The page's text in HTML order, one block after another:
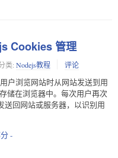
Cookies 管理
类: Nodejs教程 评论
户浏览网站时从网站发送到用
储在浏览器中。每次用户再次
送回网站或服务器，以识别用
-